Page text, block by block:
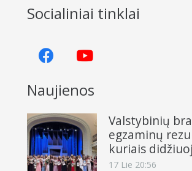
Socialiniai tinklai
Naujienos
Valstybinių
egzaminų
kuriais
17 Lie 20:56